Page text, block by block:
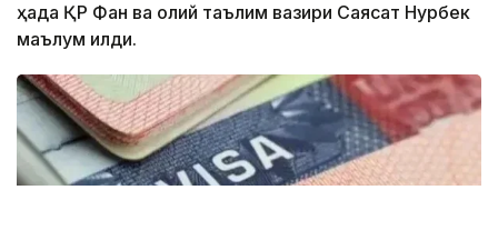
ҳақда ҚР Фан ва олий таълим вазири Саясат Нурбек
маълум қилди.